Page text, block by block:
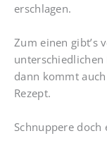
erschlagen.
Zum einen gibt’s
dann kommt
Rezept.
Schnuppere